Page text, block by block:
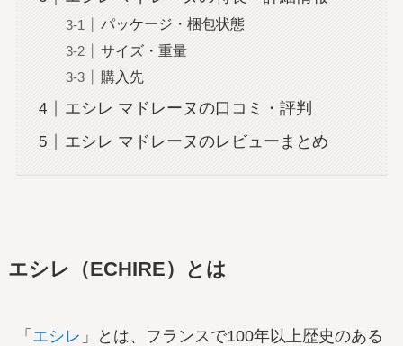
パッケージ・梱包状態
サイズ・重量
購入先
エシレ マドレーヌの口コミ・評判
エシレ マドレーヌのレビューまとめ
エシレ（ECHIRE）とは
「 エシレ 」とは、フランスで100年以上歴史のある